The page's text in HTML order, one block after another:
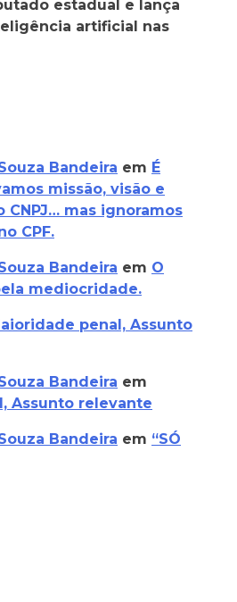
estadual e lança
artificial nas
Bandeira em É
missão, visão e
CNPJ… mas ignoramos
CPF.
Bandeira em O
mediocridade.
penal, Assunto
Bandeira em
Assunto relevante
Bandeira em “SÓ